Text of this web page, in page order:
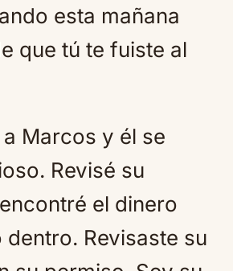
esta mañana
que tú te fuiste al
Marcos y él se
Revisé su
el dinero
Revisaste su